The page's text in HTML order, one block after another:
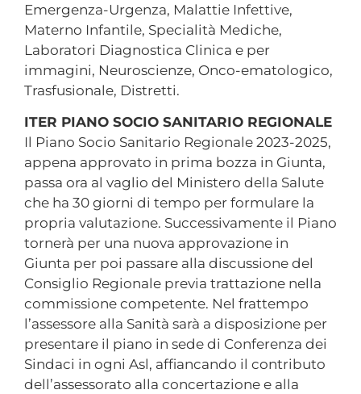
Emergenza-Urgenza, Malattie Infettive,
Materno Infantile, Specialità Mediche,
Laboratori Diagnostica Clinica e per
immagini, Neuroscienze, Onco-ematologico,
Trasfusionale, Distretti.
ITER PIANO SOCIO SANITARIO REGIONALE
Il Piano Socio Sanitario Regionale 2023-2025,
appena approvato in prima bozza in Giunta,
passa ora al vaglio del Ministero della Salute
che ha 30 giorni di tempo per formulare la
propria valutazione. Successivamente il Piano
tornerà per una nuova approvazione in
Giunta per poi passare alla discussione del
Consiglio Regionale previa trattazione nella
commissione competente. Nel frattempo
l’assessore alla Sanità sarà a disposizione per
presentare il piano in sede di Conferenza dei
Sindaci in ogni Asl, affiancando il contributo
dell’assessorato alla concertazione e alla